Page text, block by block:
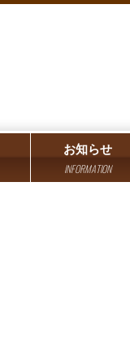
お知らせ
INFORMATION